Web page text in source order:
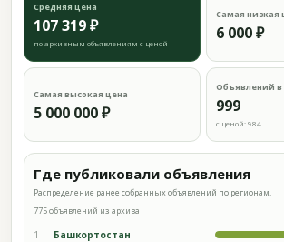
Средняя цена
107 319 ₽
по архивным объявлениям с ценой
Самая низкая
6 000 ₽
Самая высокая цена
5 000 000 ₽
Объявлений в
999
с ценой: 984
Где публиковали объявления
Распределение ранее собранных объявлений по регионам.
775 объявлений из архива
1 Башкортостан